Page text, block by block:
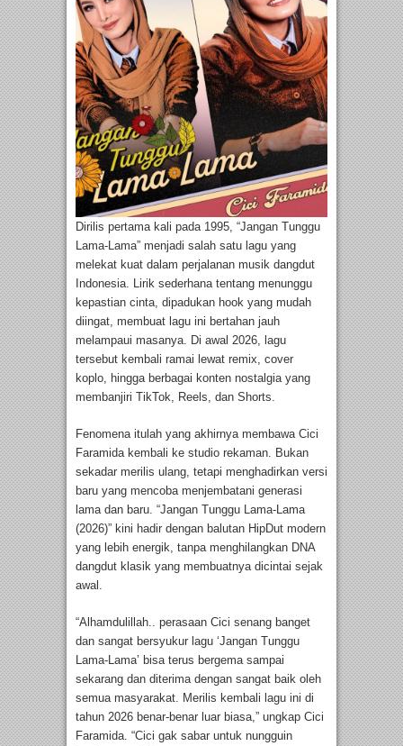
Dirilis pertama kali pada 1995, “Jangan Tunggu
Lama-Lama” menjadi salah satu lagu yang
melekat kuat dalam perjalanan musik dangdut
Indonesia. Lirik sederhana tentang menunggu
kepastian cinta, dipadukan hook yang mudah
diingat, membuat lagu ini bertahan jauh
melampaui masanya. Di awal 2026, lagu
tersebut kembali ramai lewat remix, cover
koplo, hingga berbagai konten nostalgia yang
membanjiri TikTok, Reels, dan Shorts.
Fenomena itulah yang akhirnya membawa Cici
Faramida kembali ke studio rekaman. Bukan
sekadar merilis ulang, tetapi menghadirkan versi
baru yang mencoba menjembatani generasi
lama dan baru. “Jangan Tunggu Lama-Lama
(2026)” kini hadir dengan balutan HipDut modern
yang lebih energik, tanpa menghilangkan DNA
dangdut klasik yang membuatnya dicintai sejak
awal.
“Alhamdulillah.. perasaan Cici senang banget
dan sangat bersyukur lagu ‘Jangan Tunggu
Lama-Lama’ bisa terus bergema sampai
sekarang dan diterima dengan sangat baik oleh
semua masyarakat. Merilis kembali lagu ini di
tahun 2026 benar-benar luar biasa,” ungkap Cici
Faramida. “Cici gak sabar untuk nungguin